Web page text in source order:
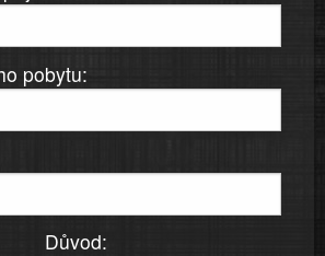
pobytu:
Důvod: